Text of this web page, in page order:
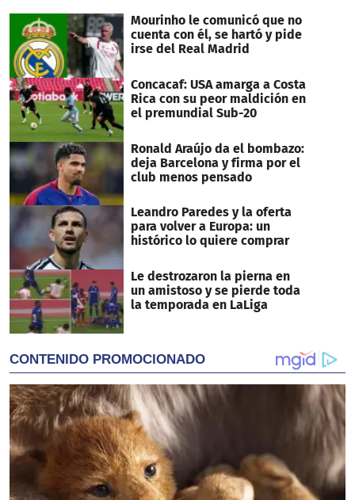
Mourinho le comunicó que no
cuenta con él, se hartó y pide
irse del Real Madrid
Concacaf: USA amarga a Costa
Rica con su peor maldición en
el premundial Sub-20
Ronald Araújo da el bombazo:
deja Barcelona y firma por el
club menos pensado
Leandro Paredes y la oferta
para volver a Europa: un
histórico lo quiere comprar
Le destrozaron la pierna en
un amistoso y se pierde toda
la temporada en LaLiga